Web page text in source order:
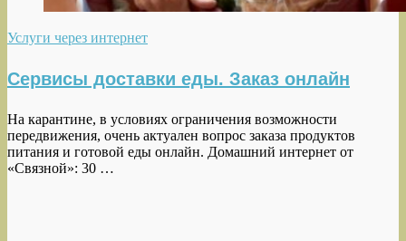
Услуги через интернет
Сервисы доставки еды. Заказ онлайн
На карантине, в условиях ограничения возможности
передвижения, очень актуален вопрос заказа продуктов
питания и готовой еды онлайн. Домашний интернет от
«Связной»: 30 …